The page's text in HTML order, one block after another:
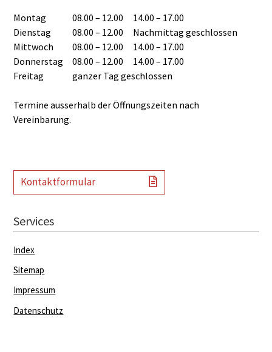
Montag 08.00 – 12.00
14.00 – 17.00
Dienstag
08.00 – 12.00
Nachmittag geschlossen
Mittwoch
08.00 – 12.00
14.00 – 17.00
Donnerstag
08.00 – 12.00
14.00 – 17.00
Freitag
ganzer Tag geschlossen
Termine ausserhalb der Öffnungszeiten nach
Vereinbarung.
Kontaktformular
Services
Index
Sitemap
Impressum
Datenschutz